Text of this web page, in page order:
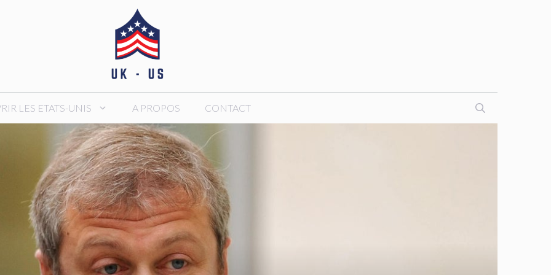
LES ETATS-UNIS A PROPOS CONTACT